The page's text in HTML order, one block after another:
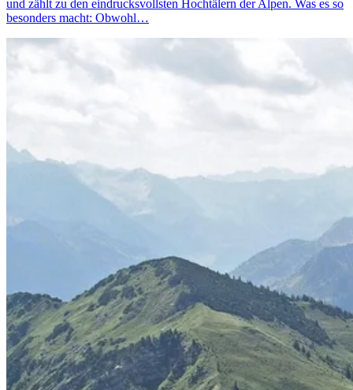
und zählt zu den eindrucksvollsten Hochtälern der Alpen. Was es so
besonders macht: Obwohl…